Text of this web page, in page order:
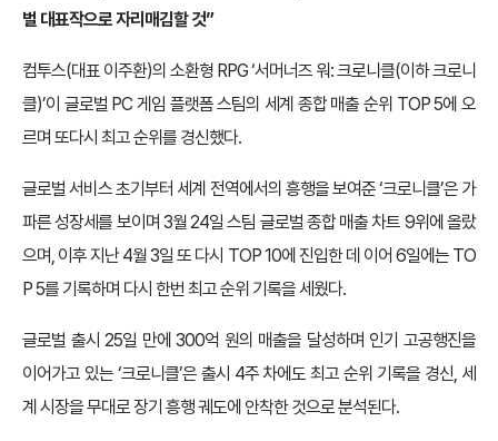
벌 대표작으로 자리매김할 것”
컴투스(대표 이주환)의 소환형 RPG ‘서머너즈 워: 크로니클(이하 크로니
클)’이 글로벌 PC 게임 플랫폼 스팀의 세계 종합 매출 순위 TOP 5에 오
르며 또다시 최고 순위를 경신했다.
글로벌 서비스 초기부터 세계 전역에서의 흥행을 보여준 ‘크로니클’은 가
파른 성장세를 보이며 3월 24일 스팀 글로벌 종합 매출 차트 9위에 올랐
으며, 이후 지난 4월 3일 또 다시 TOP 10에 진입한 데 이어 6일에는 TO
P 5를 기록하며 다시 한번 최고 순위 기록을 세웠다.
글로벌 출시 25일 만에 300억 원의 매출을 달성하며 인기 고공행진을
이어가고 있는 ‘크로니클’은 출시 4주 차에도 최고 순위 기록을 경신, 세
계 시장을 무대로 장기 흥행 궤도에 안착한 것으로 분석된다.